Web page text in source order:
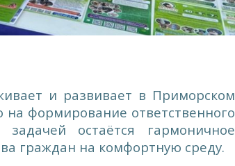
и развивает в Приморском
на формирование ответственного
остаётся гармоничное
граждан на комфортную среду.